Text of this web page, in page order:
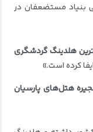
بنیاد مستضعفان در
هلدینگ گردشگری
کرده است.»
هتل‌های پارسیان